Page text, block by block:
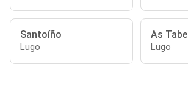
Santoíño
Lugo
As
Lugo